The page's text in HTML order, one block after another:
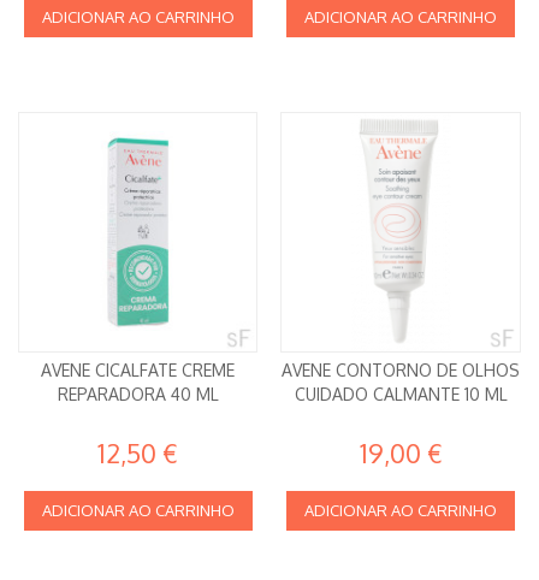
ADICIONAR AO CARRINHO ADICIONAR AO CARRINHO
AVENE CICALFATE CREME
REPARADORA 40 ML
12,50 €
ADICIONAR AO CARRINHO
AVENE CONTORNO DE OLHOS
CUIDADO CALMANTE 10 ML
19,00 €
ADICIONAR AO CARRINHO